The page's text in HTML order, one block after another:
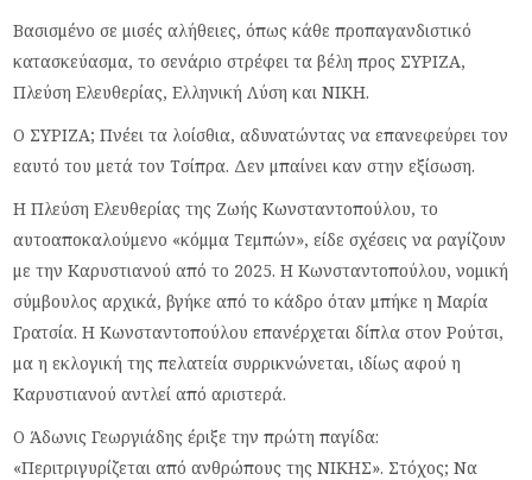
Βασισμένο σε μισές αλήθειες, όπως κάθε προπαγανδιστικό
κατασκεύασμα, το σενάριο στρέφει τα βέλη προς ΣΥΡΙΖΑ,
Πλεύση Ελευθερίας, Ελληνική Λύση και ΝΙΚΗ.
Ο ΣΥΡΙΖΑ; Πνέει τα λοίσθια, αδυνατώντας να επανεφεύρει τον
εαυτό του μετά τον Τσίπρα. Δεν μπαίνει καν στην εξίσωση.
Η Πλεύση Ελευθερίας της Ζωής Κωνσταντοπούλου, το
αυτοαποκαλούμενο «κόμμα Τεμπών», είδε σχέσεις να ραγίζουν
με την Καρυστιανού από το 2025. Η Κωνσταντοπούλου, νομική
σύμβουλος αρχικά, βγήκε από το κάδρο όταν μπήκε η Μαρία
Γρατσία. Η Κωνσταντοπούλου επανέρχεται δίπλα στον Ρούτσι,
μα η εκλογική της πελατεία συρρικνώνεται, ιδίως αφού η
Καρυστιανού αντλεί από αριστερά.
Ο Άδωνις Γεωργιάδης έριξε την πρώτη παγίδα:
«Περιτριγυρίζεται από ανθρώπους της ΝΙΚΗΣ». Στόχος; Να